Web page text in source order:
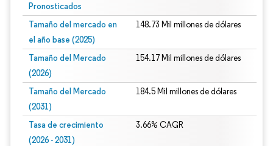
Pronosticados
Tamaño del mercado en
el año base (2025)
148.73 Mil millones de dólares
Tamaño del Mercado
(2026)
154.17 Mil millones de dólares
Tamaño del Mercado
(2031)
184.5 Mil millones de dólares
Tasa de crecimiento
(2026 - 2031)
3.66% CAGR